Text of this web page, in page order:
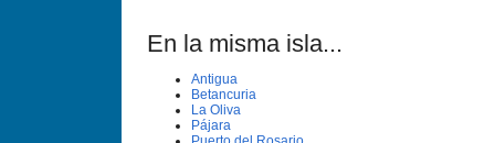
En la misma isla...
Antigua
Betancuria
La Oliva
Pájara